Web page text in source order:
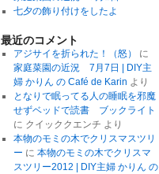
七夕の飾り付けをしたよ
最近のコメント
アジサイを折られた！（怒）
に
家庭菜園の近況 7月7日 | DIY主
婦 かりん の Café de Karin より
となりで眠ってる人の睡眠を邪魔
せずベッドで読書 ブックライト
に クイッククエンチ より
本物のモミの木でクリスマスツリ
ー に 本物のモミの木でクリスマ
スツリー2012 | DIY主婦 かりん の